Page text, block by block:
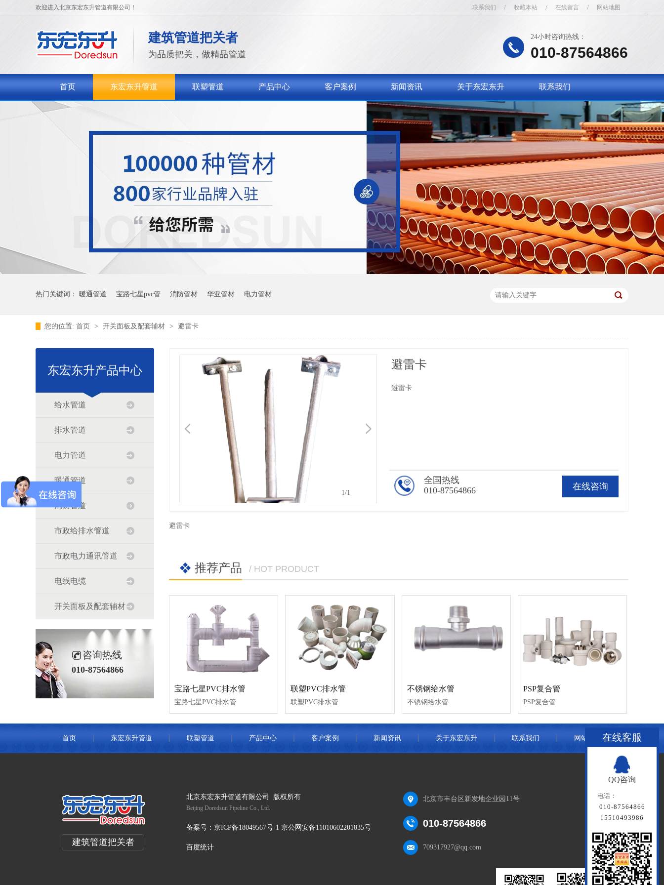
欢迎进入北京东宏东升管道有限公司！ 联系我们 / 收藏本站 / 在线留言 / 网站地图
建筑管道把关者
为品质把关，做精品管道
24小时咨询热线：
010-87564866
首页 东宏东升管道 联塑管道 产品中心 客户案例 新闻资讯 关于东宏东升 联系我们
热门关键词： 暖通管道 宝路七星pvc管 消防管材 华亚管材 电力管材
您的位置: 首页 > 开关面板及配套辅材 > 避雷卡
东宏东升产品中心
给水管道
排水管道
电力管道
暖通管道
消防管道
市政给排水管道
市政电力通讯管道
电线电缆
开关面板及配套辅材
咨询热线
010-87564866
1/1
避雷卡
避雷卡
在线咨询
全国热线
010-87564866
避雷卡
推荐产品 / HOT PRODUCT
宝路七星PVC排水管
宝路七星PVC排水管
联塑PVC排水管
联塑PVC排水管
不锈钢给水管
不锈钢给水管
PSP复合管
PSP复合管
首页 东宏东升管道 联塑管道 产品中心 客户案例 新闻资讯 关于东宏东升 联系我们 网站地图
建筑管道把关者
北京东宏东升管道有限公司 版权所有
Beijing Doredsun Pipeline Co., Ltd.
备案号： 京ICP备18049567号-1 京公网安备11010602201835号
百度统计
北京市丰台区新发地企业园11号
010-87564866
709317927@qq.com
在线客服
QQ咨询
电话：
010-87564866
15510493986